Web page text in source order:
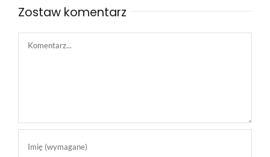
Zostaw komentarz
Comment